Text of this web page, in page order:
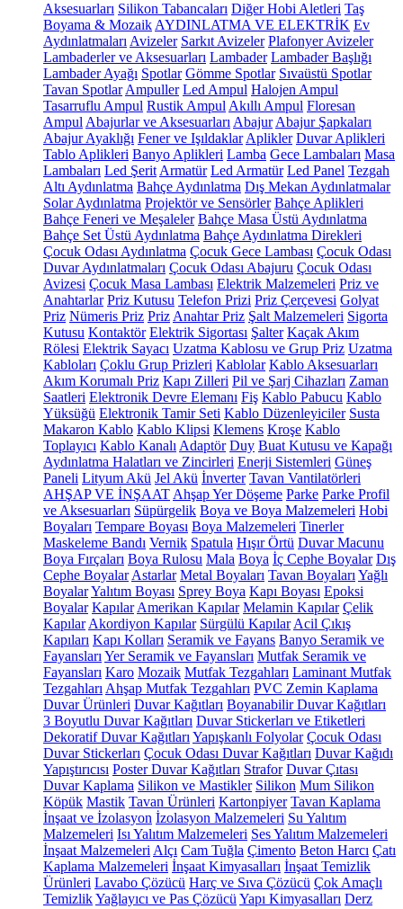
Aksesuarları Silikon Tabancaları Diğer Hobi Aletleri Taş
Boyama & Mozaik AYDINLATMA VE ELEKTRİK Ev
Aydınlatmaları Avizeler Sarkıt Avizeler Plafonyer Avizeler
Lambaderler ve Aksesuarları Lambader Lambader Başlığı
Lambader Ayağı Spotlar Gömme Spotlar Sıvaüstü Spotlar
Tavan Spotlar Ampuller Led Ampul Halojen Ampul
Tasarruflu Ampul Rustik Ampul Akıllı Ampul Floresan
Ampul Abajurlar ve Aksesuarları Abajur Abajur Şapkaları
Abajur Ayaklığı Fener ve Işıldaklar Aplikler Duvar Aplikleri
Tablo Aplikleri Banyo Aplikleri Lamba Gece Lambaları Masa
Lambaları Led Şerit Armatür Led Armatür Led Panel Tezgah
Altı Aydınlatma Bahçe Aydınlatma Dış Mekan Aydınlatmalar
Solar Aydınlatma Projektör ve Sensörler Bahçe Aplikleri
Bahçe Feneri ve Meşaleler Bahçe Masa Üstü Aydınlatma
Bahçe Set Üstü Aydınlatma Bahçe Aydınlatma Direkleri
Çocuk Odası Aydınlatma Çocuk Gece Lambası Çocuk Odası
Duvar Aydınlatmaları Çocuk Odası Abajuru Çocuk Odası
Avizesi Çocuk Masa Lambası Elektrik Malzemeleri Priz ve
Anahtarlar Priz Kutusu Telefon Prizi Priz Çerçevesi Golyat
Priz Nümeris Priz Priz Anahtar Priz Şalt Malzemeleri Sigorta
Kutusu Kontaktör Elektrik Sigortası Şalter Kaçak Akım
Rölesi Elektrik Sayacı Uzatma Kablosu ve Grup Priz Uzatma
Kabloları Çoklu Grup Prizleri Kablolar Kablo Aksesuarları
Akım Korumalı Priz Kapı Zilleri Pil ve Şarj Cihazları Zaman
Saatleri Elektronik Devre Elemanı Fiş Kablo Pabucu Kablo
Yüksüğü Elektronik Tamir Seti Kablo Düzenleyiciler Susta
Makaron Kablo Kablo Klipsi Klemens Kroşe Kablo
Toplayıcı Kablo Kanalı Adaptör Duy Buat Kutusu ve Kapağı
Aydınlatma Halatları ve Zincirleri Enerji Sistemleri Güneş
Paneli Lityum Akü Jel Akü İnverter Tavan Vantilatörleri
AHŞAP VE İNŞAAT Ahşap Yer Döşeme Parke Parke Profil
ve Aksesuarları Süpürgelik Boya ve Boya Malzemeleri Hobi
Boyaları Tempare Boyası Boya Malzemeleri Tinerler
Maskeleme Bandı Vernik Spatula Hışır Örtü Duvar Macunu
Boya Fırçaları Boya Rulosu Mala Boya İç Cephe Boyalar Dış
Cephe Boyalar Astarlar Metal Boyaları Tavan Boyaları Yağlı
BoyalarYalıtım Boyası Sprey Boya Kapı Boyası Epoksi
Boyalar Kapılar Amerikan Kapılar Melamin Kapılar Çelik
Kapılar Akordiyon Kapılar Sürgülü Kapılar Acil Çıkış
Kapıları Kapı Kolları Seramik ve Fayans Banyo Seramik ve
Fayansları Yer Seramik ve Fayansları Mutfak Seramik ve
Fayansları Karo Mozaik Mutfak Tezgahları Laminant Mutfak
Tezgahları Ahşap Mutfak Tezgahları PVC Zemin Kaplama
Duvar Ürünleri Duvar Kağıtları Boyanabilir Duvar Kağıtları
3 Boyutlu Duvar Kağıtları Duvar Stickerları ve Etiketleri
Dekoratif Duvar Kağıtları Yapışkanlı Folyolar Çocuk Odası
Duvar Stickerları Çocuk Odası Duvar Kağıtları Duvar Kağıdı
Yapıştırıcısı Poster Duvar Kağıtları Strafor Duvar Çıtası
Duvar Kaplama Silikon ve Mastikler Silikon Mum Silikon
Köpük Mastik Tavan Ürünleri Kartonpiyer Tavan Kaplama
İnşaat ve İzolasyon İzolasyon Malzemeleri Su Yalıtım
Malzemeleri Isı Yalıtım Malzemeleri Ses Yalıtım Malzemeleri
İnşaat Malzemeleri Alçı Cam Tuğla Çimento Beton Harcı Çatı
Kaplama Malzemeleri İnşaat Kimyasalları İnşaat Temizlik
Ürünleri Lavabo Çözücü Harç ve Sıva Çözücü Çok Amaçlı
TemizlikYağlayıcı ve Pas Çözücü Yapı Kimyasalları Derz